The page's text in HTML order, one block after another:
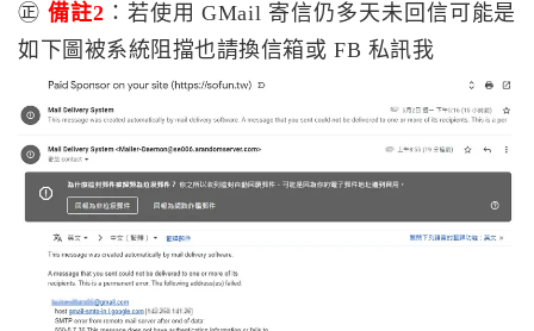
㊣ 備註2 ：若使用 GMail 寄信仍多天未回信可能是
如下圖被系統阻擋也請換信箱或 FB 私訊我